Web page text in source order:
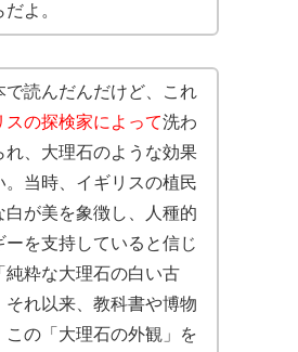
よ。
で読んだんだけど、これ
スの探検家によって洗わ
れ、大理石のような効果
。当時、イギリスの植民
が美を象徴し、人種的
を支持していると信じ
純粋な大理石の白い古
れ以来、教科書や博物
の「大理石の外観」を